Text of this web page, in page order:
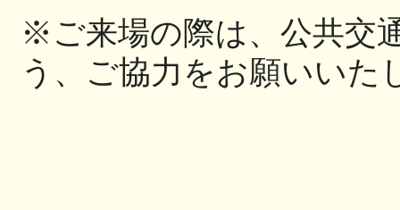
※ご来場の際は、公共交
う、 ご協力をお願いいた